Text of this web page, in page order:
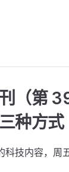
（第
种方式
技内容，周